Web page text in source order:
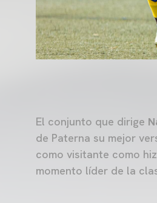
El conjunto que dirige
de Paterna su mejor
como visitante como
momento líder de la